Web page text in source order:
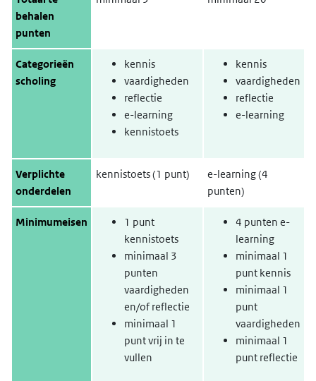
behalen
punten
Categorieën
scholing
kennis
vaardigheden
reflectie
e-learning
kennistoets
kennis
vaardigheden
reflectie
e-learning
Verplichte
onderdelen
kennistoets (1 punt)
e-learning (4
punten)
Minimumeisen
1 punt
kennistoets
minimaal 3
punten
vaardigheden
en/of reflectie
minimaal 1
punt vrij in te
vullen
4 punten e-
learning
minimaal 1
punt kennis
minimaal 1
punt
vaardigheden
minimaal 1
punt reflectie